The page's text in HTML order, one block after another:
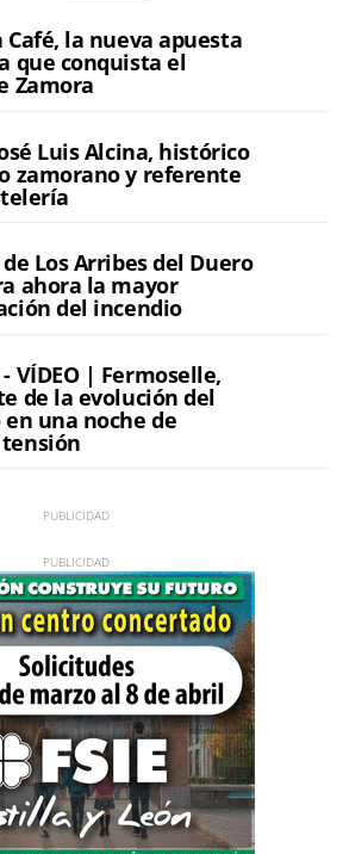
Café, la nueva apuesta
que conquista el
Zamora
Luis Alcina, histórico
zamorano y referente
Los Arribes del Duero
ahora la mayor
del incendio
- VÍDEO | Fermoselle,
de la evolución del
una noche de